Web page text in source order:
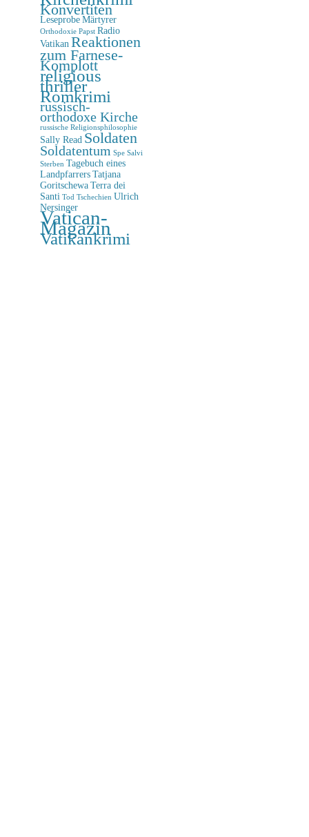
Konvertiten
Leseprobe Märtyrer
Orthodoxie Papst Radio
Vatikan Reaktionen
zum Farnese-
Komplott
religious
thriller
Romkrimi
russisch-
orthodoxe Kirche
russische Religionsphilosophie
Sally Read Soldaten
Soldatentum Spe Salvi
Sterben Tagebuch eines
Landpfarrers Tatjana
Goritschewa Terra dei
Santi Tod Tschechien Ulrich
Nersinger
Vatican-
Magazin
Vatikankrimi